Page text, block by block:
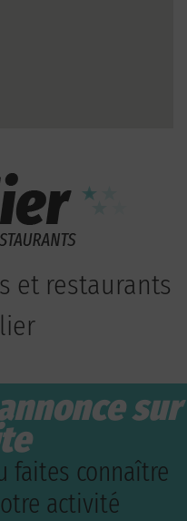
et restaurants
sur
faites connaître
activité